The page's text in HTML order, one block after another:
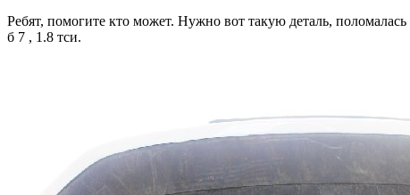
Ребят, помогите кто может. Нужно вот такую деталь,
б 7 , 1.8 тси.